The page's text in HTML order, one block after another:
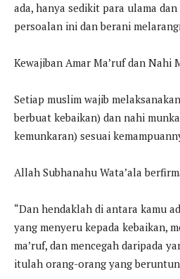
ada, hanya sedikit para ulama
persoalan ini dan berani
Kewajiban Amar Ma’ruf dan Nahi
Setiap muslim wajib
berbuat kebaikan) dan nahi
kemunkaran) sesuai
Allah Subhanahu Wata’ala
“Dan hendaklah di antara kamu
yang menyeru kepada kebaikan,
ma’ruf, dan mencegah daripada
itulah orang-orang yang